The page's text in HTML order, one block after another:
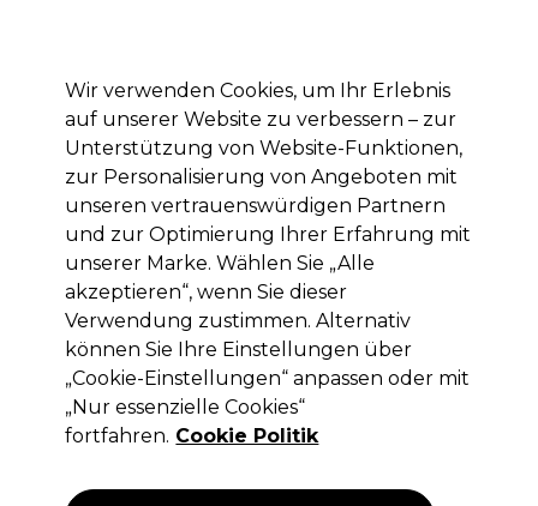
Anmelden
Marken Deals Haare Elektrogeräte Saloneinrichtung
Lieferung und Lieferzeiten
– mehr erfahren
Kemon
Kemon Lunex Ice Toner Velian
Shampoo 1L
(0)
32,75 €ohne MwSt. (PROFI-PREIS)
38,97 € inkl. MwSt.)| 3.28 € pro 100ml
Wir verwenden Cookies, um Ihr Erlebnis
auf unserer Website zu verbessern – zur
Unterstützung von Website-Funktionen,
zur Personalisierung von Angeboten mit
unseren vertrauenswürdigen Partnern
und zur Optimierung Ihrer Erfahrung mit
unserer Marke. Wählen Sie „Alle
akzeptieren“, wenn Sie dieser
Verwendung zustimmen. Alternativ
können Sie Ihre Einstellungen über
„Cookie-Einstellungen“ anpassen oder mit
„Nur essenzielle Cookies“
fortfahren. Cookie Politik